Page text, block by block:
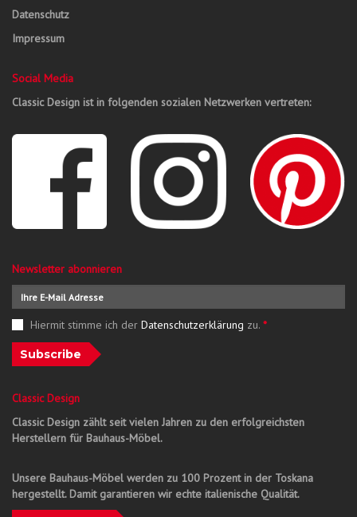
Datenschutz
Impressum
Social Media
Classic Design ist in folgenden sozialen Netzwerken vertreten:
Newsletter abonnieren
Hiermit stimme ich der Datenschutzerklärung zu. *
Subscribe
Classic Design
Classic Design zählt seit vielen Jahren zu den erfolgreichsten
Herstellern für Bauhaus-Möbel.
Unsere Bauhaus-Möbel werden zu 100 Prozent in der Toskana
hergestellt. Damit garantieren wir echte italienische Qualität.